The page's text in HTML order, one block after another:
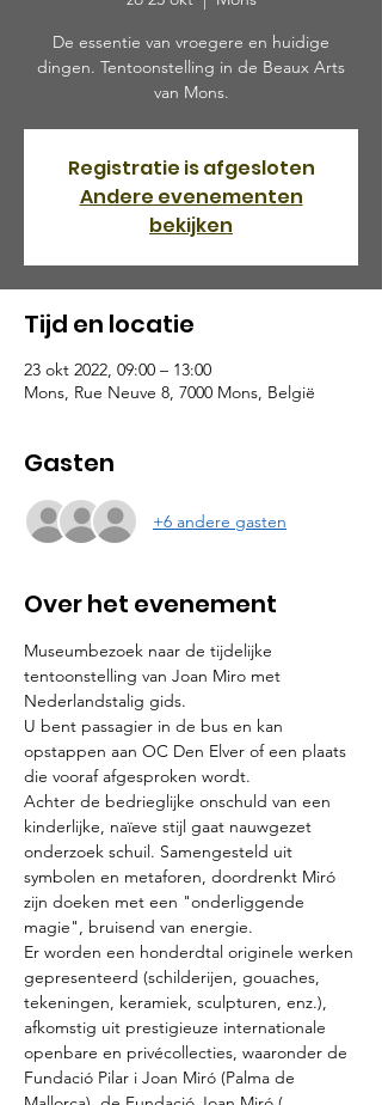
De essentie van vroegere en huidige
dingen. Tentoonstelling in de Beaux Arts
van Mons.
Registratie is afgesloten
Andere evenementen
bekijken
Tijd en locatie
23 okt 2022, 09:00 – 13:00
Mons, Rue Neuve 8, 7000 Mons, België
Gasten
+6 andere gasten
Over het evenement
Museumbezoek naar de tijdelijke
tentoonstelling van Joan Miro met
Nederlandstalig gids.
U bent passagier in de bus en kan
opstappen aan OC Den Elver of een plaats
die vooraf afgesproken wordt.
Achter de bedrieglijke onschuld van een
kinderlijke, naïeve stijl gaat nauwgezet
onderzoek schuil. Samengesteld uit
symbolen en metaforen, doordrenkt Miró
zijn doeken met een "onderliggende
magie", bruisend van energie.
Er worden een honderdtal originele werken
gepresenteerd (schilderijen, gouaches,
tekeningen, keramiek, sculpturen, enz.),
afkomstig uit prestigieuze internationale
openbare en privécollecties, waaronder de
Fundació Pilar i Joan Miró (Palma de